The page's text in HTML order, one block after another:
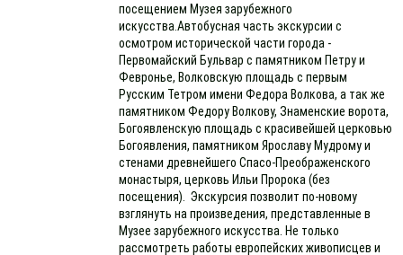
посещением Музея зарубежного
искусства.Автобусная часть экскурсии с
осмотром исторической части города -
Первомайский Бульвар с памятником Петру и
Февронье, Волковскую площадь с первым
Русским Тетром имени Федора Волкова, а так же
памятником Федору Волкову, Знаменские ворота,
Богоявленскую площадь с красивейшей церковью
Богоявления, памятником Ярославу Мудрому и
стенами древнейшего Спасо-Преображенского
монастыря, церковь Ильи Пророка (без
посещения). Экскурсия позволит по-новому
взглянуть на произведения, представленные в
Музее зарубежного искусства. Не только
рассмотреть работы европейских живописцев и